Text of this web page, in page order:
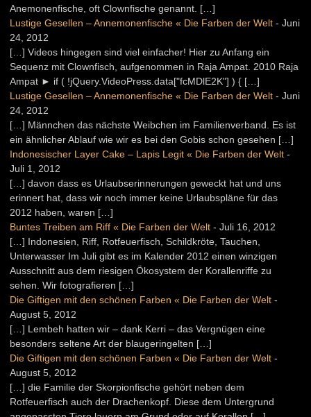
Anemonenfische, oft Clownfische genannt. […]
Lustige Gesellen – Annemonenfische « Die Farben der Welt - Juni
24, 2012
[…] Videos hingegen sind viel einfacher! Hier zu Anfang ein
Sequenz mit Clownfisch, aufgenommen in Raja Ampat. 2010 Raja
Ampat ► if ( !jQuery.VideoPress.data["fcMDlE2K"] ) { […]
Lustige Gesellen – Annemonenfische « Die Farben der Welt - Juni
24, 2012
[…] Männchen das nächste Weibchen im Familienverband. Es ist
ein ähnlicher Ablauf wie wir es bei den Gobis schon gesehen […]
Indonesischer Layer Cake – Lapis Legit « Die Farben der Welt -
Juli 1, 2012
[…] davon dass es Urlaubserinnerungen geweckt hat und uns
erinnert hat, dass wir noch immer keine Urlaubspläne für das
2012 haben, waren […]
Buntes Treiben am Riff « Die Farben der Welt - Juli 16, 2012
[…] Indonesien, Riff, Rotfeuerfisch, Schildkröte, Tauchen,
Unterwasser Im Juli gibt es im Kalender 2012 einen winzigen
Ausschnitt aus dem riesigen Ökosystem der Korallenriffe zu
sehen. Wir fotografieren […]
Die Giftigen mit den schönen Farben « Die Farben der Welt -
August 5, 2012
[…] Lembeh hatten wir – dank Kerri – das Vergnügen eine
besonders seltene Art der blaugeringelten […]
Die Giftigen mit den schönen Farben « Die Farben der Welt -
August 5, 2012
[…] die Familie der Skorpionfische gehört neben dem
Rotfeuerfisch auch der Drachenkopf. Diese dem Untergrund